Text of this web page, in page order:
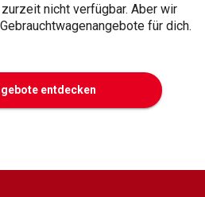
nicht verfügbar. Aber wir
für dich.
entdecken